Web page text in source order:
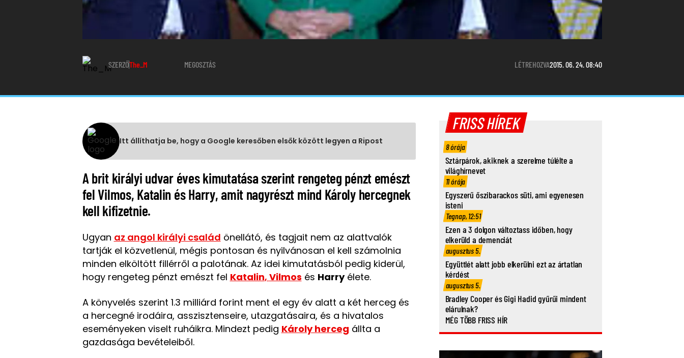
SZERZŐThe_M MEGOSZTÁS LÉTREHOZVA2015. 06. 24. 08:40
Itt állíthatja be, hogy a Google keresőben elsők között legyen a Ripost
A brit királyi udvar éves kimutatása szerint rengeteg pénzt emészt
fel Vilmos, Katalin és Harry, amit nagyrészt mind Károly hercegnek
kell kifizetnie.
Ugyan az angol királyi család önellátó, és tagjait nem az alattvalók
tartják el közvetlenül, mégis pontosan és nyilvánosan el kell számolnia
minden elköltött fillérről a palotának. Az idei kimutatásból pedig kiderül,
hogy rengeteg pénzt emészt fel Katalin, Vilmos és Harryélete.
A könyvelés szerint 1.3 milliárd forint ment el egy év alatt a két herceg és
a hercegné irodáira, asszisztenseire, utazgatásaira, és a hivatalos
eseményeken viselt ruháikra. Mindezt pedig Károly herceg állta a
gazdasága bevételeiből.
FRISS HÍREK
8 órája
Sztárpárok, akiknek a szerelme túlélte a
világhírnevet
11 órája
Egyszerű őszibarackos süti, ami egyenesen
isteni
Tegnap, 12:51
Ezen a 3 dolgon változtass időben, hogy
elkerüld a demenciát
augusztus 5.
Együttlét alatt jobb elkerülni ezt az ártatlan
kérdést
augusztus 5.
Bradley Cooper és Gigi Hadid gyűrűi mindent
elárulnak?
MÉG TÖBB FRISS HÍR